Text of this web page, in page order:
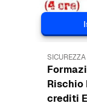
crediti